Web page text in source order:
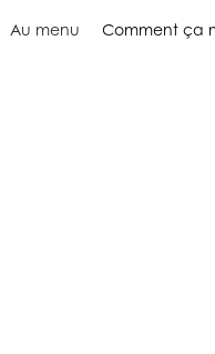
Au menu Comment ça